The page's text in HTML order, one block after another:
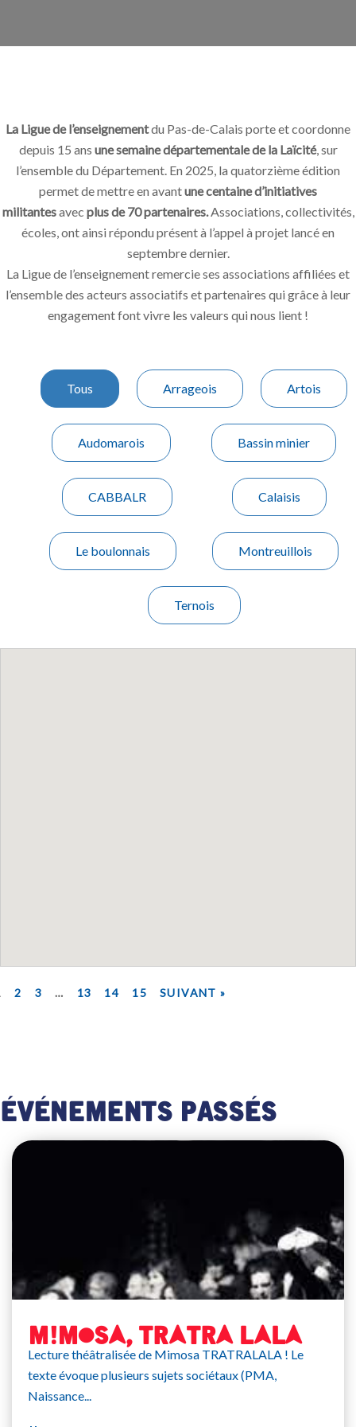
La Ligue de l’enseignementdu Pas-de-Calais porte et coordonne
depuis 15 ans une semaine départementale de la Laïcité, sur
l’ensemble du Département. En 2025, la quatorzième édition
permet de mettre en avantune centaine d’initiatives
militantesavec plus de 70 partenaires.Associations, collectivités,
écoles, ont ainsi répondu présent à l’appel à projet lancé en
septembre dernier.
La Ligue de l’enseignement remercie ses associations affiliées et
l’ensemble des acteurs associatifs et partenaires qui grâce à leur
engagement font vivre les valeurs qui nous lient !
Tous Arrageois Artois
Audomarois Bassin minier
CABBALR Calaisis
Le boulonnais Montreuillois
Ternois
2 3 … 13 14 15 SUIVANT »
Événements passés
MIMOSA, TRATRA LALA
Lecture théâtralisée de Mimosa TRATRALALA ! Le
texte évoque plusieurs sujets sociétaux (PMA,
Naissance...